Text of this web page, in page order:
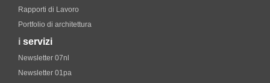
Rapporti di Lavoro
Portfolio di architettura
i servizi
Newsletter 07nl
Newsletter 01pa